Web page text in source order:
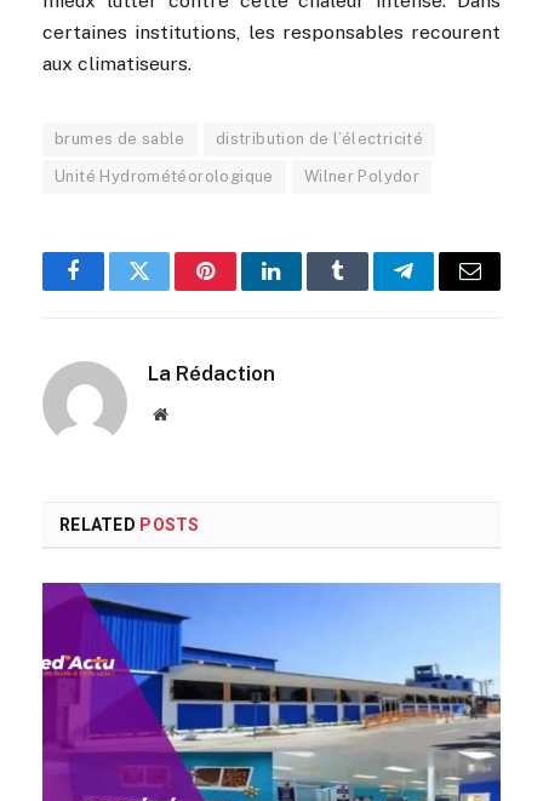
certaines institutions, les responsables recourent
aux climatiseurs.
brumes de sable distribution de l’électricité
Unité Hydrométéorologique Wilner Polydor
FacebookTwitterPinterestLinkedInTumblrTelegramEmail
La Rédaction
Website
RELATED POSTS